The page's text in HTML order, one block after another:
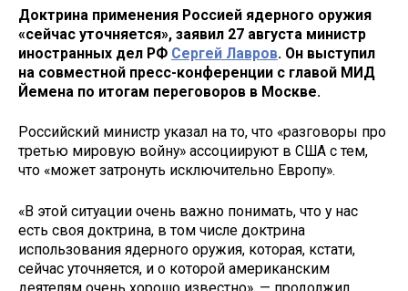
Доктрина применения Россией ядерного оружия
«сейчас уточняется», заявил 27 августа министр
иностранных дел РФ Сергей Лавров. Он выступил
на совместной пресс-конференции с главой МИД
Йемена по итогам переговоров в Москве.
Российский министр указал на то, что «разговоры про
третью мировую войну» ассоциируют в США с тем,
что «может затронуть исключительно Европу».
«В этой ситуации очень важно понимать, что у нас
есть своя доктрина, в том числе доктрина
использования ядерного оружия, которая, кстати,
сейчас уточняется, и о которой американским